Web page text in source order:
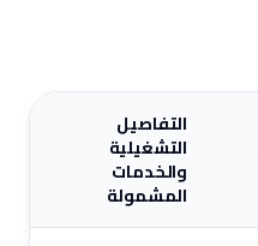
التفاصيل
التشغيلية
والخدمات
المشمولة